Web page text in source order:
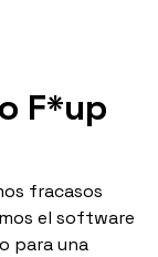
F*up
fracasos
el software
para una